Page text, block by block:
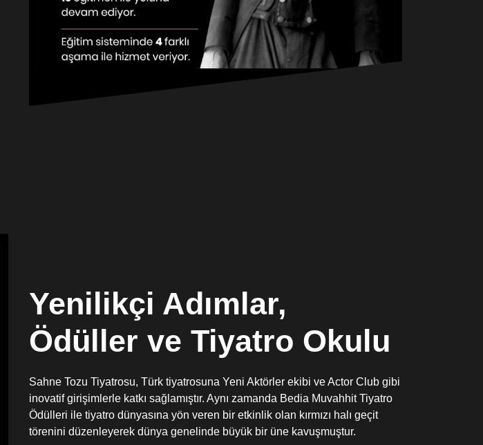
Yenilikçi Adımlar,
Ödüller ve Tiyatro Okulu
Sahne Tozu Tiyatrosu, Türk tiyatrosuna Yeni Aktörler ekibi ve Actor Club gibi
inovatif girişimlerle katkı sağlamıştır. Aynı zamanda Bedia Muvahhit Tiyatro
Ödülleri ile tiyatro dünyasına yön veren bir etkinlik olan kırmızı halı geçit
törenini düzenleyerek dünya genelinde büyük bir üne kavuşmuştur.